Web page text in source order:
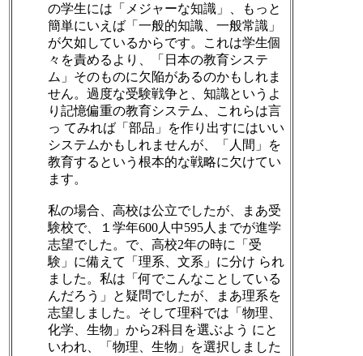
の学生には「メジャーな知識」、もっと
簡単にいえば「一般的知識、一般常識」
が欠如しているからです。これは学生個
々を責めるより、「日本の教育システ
ム」そのものに欠陥があるのかもしれま
せん。過度な受験戦争と、知識というよ
り記憶偏重の教育システム、これらは言
っ てみれば「部品」を作り出すにはいい
システムかもしれませんが、「人間」を
教育するという根本的な戦略に欠けてい
ます。
私の場合、高校は公立でしたが、まあ受
験校で、１学年600人中595人までが進学
志望でした。で、高校2年の時に「受
験」に備えて「理系、文系」に分け られ
ました。私は「何でこんなことしている
んだろう」と疑問でしたが、まあ理系を
志望しました。そして理科では「物理、
化学、生物」から2科目を選ぶよう にと
いわれ、「物理、生物」を選択しました